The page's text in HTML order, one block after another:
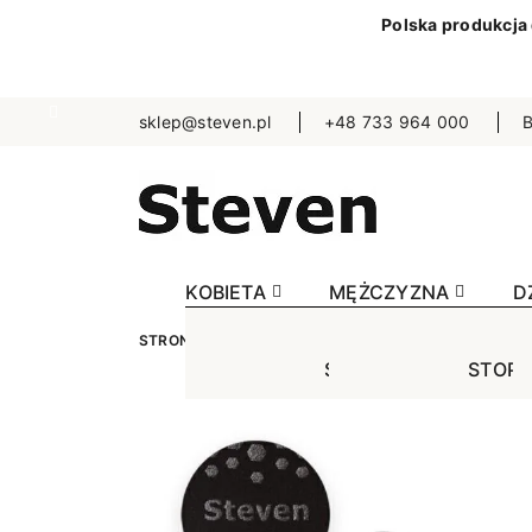
Polska produkcja
sklep@steven.pl +48 733 964 000
KOBIETA
STOPKI
Wzorowane
Bezuciskowe
MĘŻCZYZNA
STOPKI
STRONA GŁÓWNA